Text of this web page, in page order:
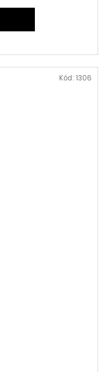
Kód: 1306